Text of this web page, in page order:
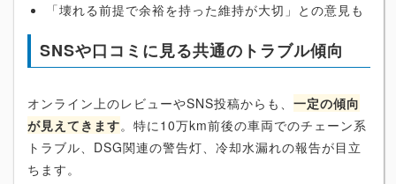
「壊れる前提で余裕を持った維持が大切」との意見も
SNSや口コミに見る共通のトラブル傾向
オンライン上のレビューやSNS投稿からも、 一定の傾向
が見えてきます。特に10万km前後の車両でのチェーン系
トラブル、DSG関連の警告灯、冷却水漏れの報告が目立
ちます。